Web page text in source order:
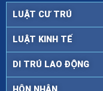
LUẬT CƯ TRÚ
LUẬT KINH TẾ
DI TRÚ LAO ĐỘNG